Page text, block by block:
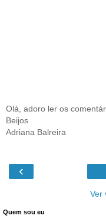
Olá, adoro ler os
Beijos
Adriana Balreira
‹
Ver
Quem sou eu